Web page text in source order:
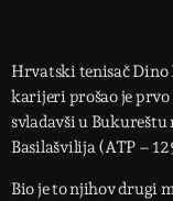
Hrvatski tenisač Dino
karijeri prošao je
svladavši u
Basilašvilija (ATP –
Bio je to njihov drugi